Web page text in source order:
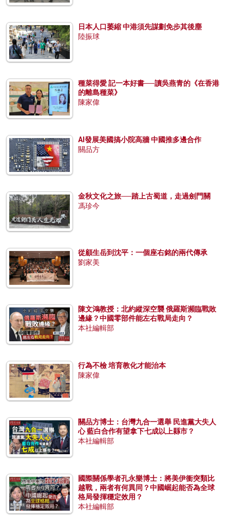
日本人口萎縮 中港須先謀劃免步其後塵
陸振球
種菜得愛 記一本好書──讀吳燕青的《在香港
的離島種菜》
陳家偉
AI發展美國搞小院高牆 中國推多邊合作
關品方
金秋文化之旅──踏上古蜀道，走過劍門關
馮珍今
從顧生岳到沈平：一個座右銘的兩代傳承
劉家美
陳文鴻教授：北約縱深空襲 俄羅斯瀕臨戰敗
邊緣？中國零部件能左右戰局走向？
本社編輯部
行為不檢 培育教化才能治本
陳家偉
關品方博士：台灣九合一選舉 民進黨大失人
心 藍白合作有望拿下七成以上縣市？
本社編輯部
國際關係學者孔永樂博士：將美伊衝突類比
越戰，兩者有何異同？中國崛起能否為全球
格局發揮穩定效用？
本社編輯部